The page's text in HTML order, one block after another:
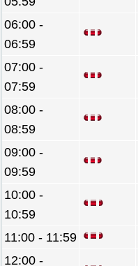
06:00 -
06:59
07:00 -
07:59
08:00 -
08:59
09:00 -
09:59
10:00 -
10:59
11:00 - 11:59
12:00 -